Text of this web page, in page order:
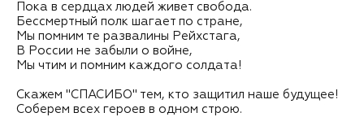
Пока в сердцах людей живет свобода.
Бессмертный полк шагает по стране,
Мы помним те развалины Рейхстага,
В России не забыли о войне,
Мы чтим и помним каждого солдата!
Скажем "СПАСИБО" тем, кто защитил наше будущее!
Соберем всех героев в одном строю.